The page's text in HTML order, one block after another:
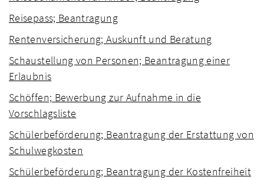
Reisepass; Beantragung
Rentenversicherung; Auskunft und Beratung
Schaustellung von Personen; Beantragung einer
Erlaubnis
Schöffen; Bewerbung zur Aufnahme in die
Vorschlagsliste
Schülerbeförderung; Beantragung der Erstattung von
Schulwegkosten
Schülerbeförderung; Beantragung der Kostenfreiheit